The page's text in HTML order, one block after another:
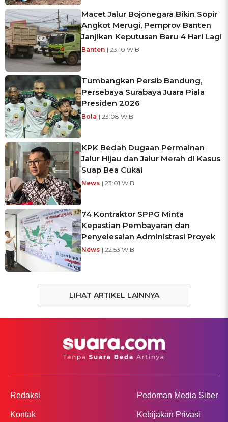
Macet Jalur Bojonegara Bikin Sopir
Angkot Merugi, Pemprov Banten
Janjikan Keputusan Baru 4 Hari Lagi
Banten | 23:10 WIB
Tumbangkan Persib Bandung,
Persebaya Surabaya Juara Piala
Presiden 2026
Bola | 23:08 WIB
KPK Bedah Dugaan Permainan
Jalur Hijau dan Jalur Merah di Kasus
Suap Bea Cukai
News | 23:01 WIB
74 Kontraktor SPPG Minta
Kepastian Pembayaran dan
Penyelesaian Administrasi Proyek
News | 22:53 WIB
LIHAT ARTIKEL LAINNYA
Redaksi
Kontak
Pedoman Media Siber
Kebijakan Privasi